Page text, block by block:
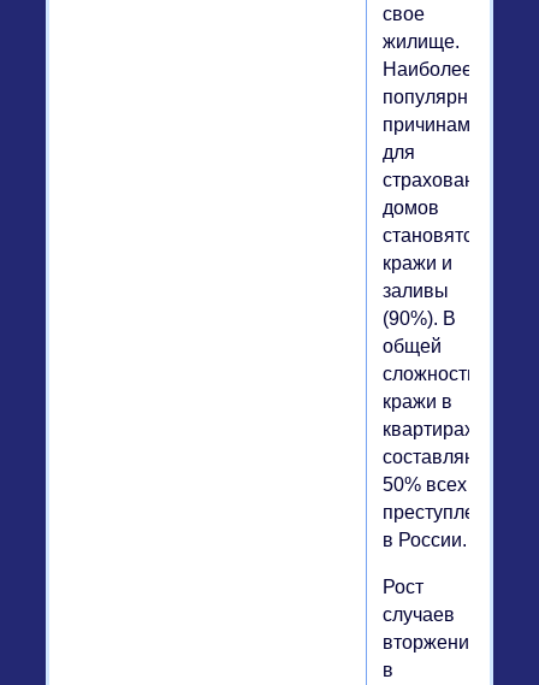
свое
жилище.
Наиболее
популярными
причинами
для
страхования
домов
становятся
кражи и
заливы
(90%). В
общей
сложности,
кражи в
квартирах
составляют
50% всех
преступлений
в России.
Рост
случаев
вторжения
в